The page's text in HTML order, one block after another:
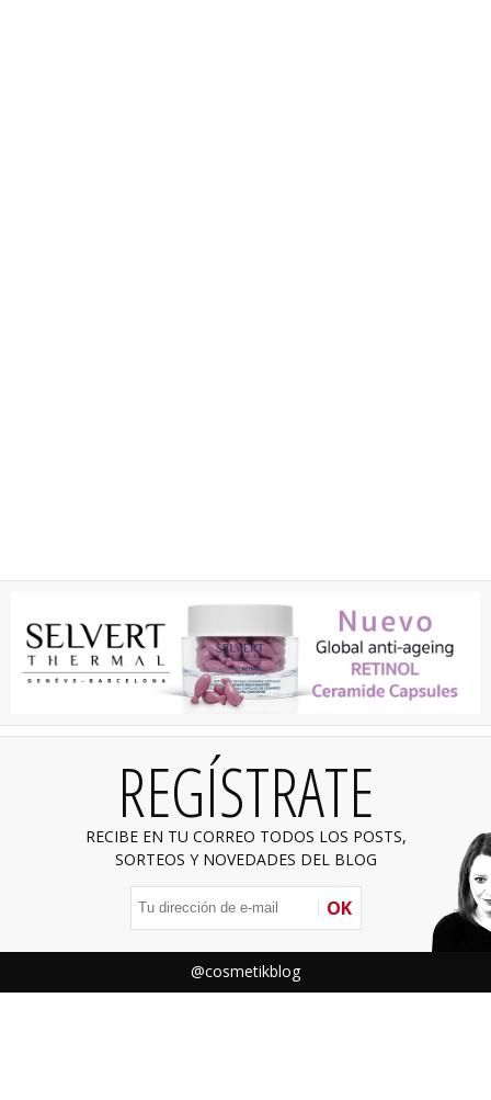
REGÍSTRATE
RECIBE EN TU CORREO TODOS LOS POSTS,
SORTEOS Y NOVEDADES DEL BLOG
OK
@cosmetikblog